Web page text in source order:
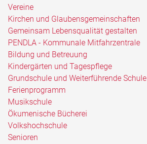
Vereine
Kirchen und Glaubensgemeinschaften
Gemeinsam Lebensqualität gestalten
PENDLA - Kommunale Mitfahrzentrale
Bildung und Betreuung
Kindergärten und Tagespflege
Grundschule und Weiterführende Schule
Ferienprogramm
Musikschule
Ökumenische Bücherei
Volkshochschule
Senioren